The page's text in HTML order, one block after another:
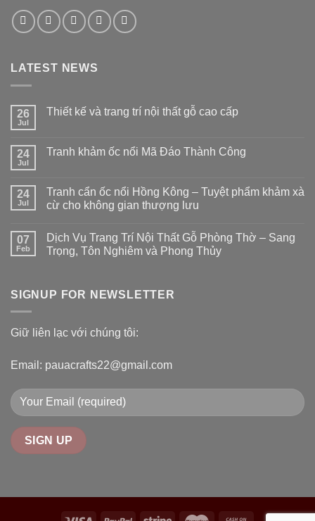
LATEST NEWS
26
Jul
Thiết kế và trang trí nội thất gỗ cao cấp
24
Jul
Tranh khảm ốc nổi Mã Đáo Thành Công
24
Jul
Tranh cẩn ốc nổi Hồng Kông – Tuyệt phẩm khảm xà
cừ cho không gian thượng lưu
07
Feb
Dịch Vụ Trang Trí Nội Thất Gỗ Phòng Thờ – Sang
Trọng, Tôn Nghiêm và Phong Thủy
SIGNUP FOR NEWSLETTER
Giữ liên lạc với chúng tôi:
Email: pauacrafts22@gmail.com